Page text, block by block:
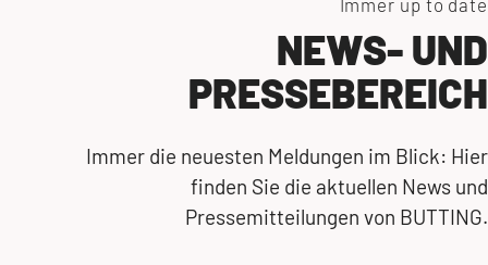
Immer up to date
NEWS- UND
PRESSEBEREICH
Immer die neuesten Meldungen im Blick: Hier
finden Sie die aktuellen News und
Pressemitteilungen von BUTTING.